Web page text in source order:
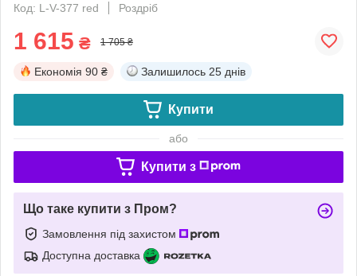
Код: L-V-377 red
Роздріб
1 615 ₴ 1 705 ₴
Економія 90 ₴ Залишилось 25 днів
Купити
або
Купити з
Що таке купити з Пром?
Замовлення під захистом
Доступна доставка